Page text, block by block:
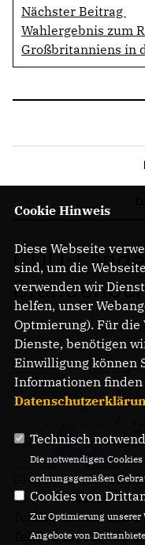
Nächster Beitrag
Wahlergebnis zum
Großbritanniens in
CDU-
Gregor-Mendel-
14469 Potsdam
Telefon: (0331) 620
Telefax: (0331) 620
Cookie Hinweis
Diese Webseite
sind, um die
verwenden wir
helfen, unser
Optmierung). Für
Dienste, benötigen
Einwilligung können
Informationen finden
Technisch
Die notwendigen
ordnungsgemäßen
Cookies von
Zur Optimierung unserer
Angebote von